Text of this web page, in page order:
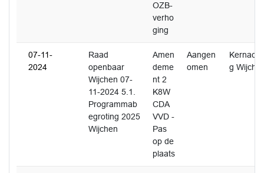
OZB-
verho
ging
07-11-
2024
Raad
openbaar
Wijchen 07-
11-2024 5.1.
Programmab
egroting 2025
Wijchen
Amen
deme
nt 2
K8W
CDA
VVD -
Pas
op de
plaats
Aangen
omen
Kernachti
g